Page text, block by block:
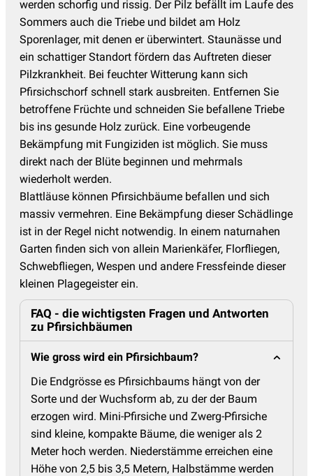
werden schorfig und rissig. Der Pilz befällt im Laufe des
Sommers auch die Triebe und bildet am Holz
Sporenlager, mit denen er überwintert. Staunässe und
ein schattiger Standort fördern das Auftreten dieser
Pilzkrankheit. Bei feuchter Witterung kann sich
Pfirsichschorf schnell stark ausbreiten. Entfernen Sie
betroffene Früchte und schneiden Sie befallene Triebe
bis ins gesunde Holz zurück. Eine vorbeugende
Bekämpfung mit Fungiziden ist möglich. Sie muss
direkt nach der Blüte beginnen und mehrmals
wiederholt werden.
Blattläuse können Pfirsichbäume befallen und sich
massiv vermehren. Eine Bekämpfung dieser Schädlinge
ist in der Regel nicht notwendig. In einem naturnahen
Garten finden sich von allein Marienkäfer, Florfliegen,
Schwebfliegen, Wespen und andere Fressfeinde dieser
kleinen Plagegeister ein.
FAQ - die wichtigsten Fragen und Antworten
zu Pfirsichbäumen
Wie gross wird ein Pfirsichbaum?
Die Endgrösse es Pfirsichbaums hängt von der
Sorte und der Wuchsform ab, zu der der Baum
erzogen wird. Mini-Pfirsiche und Zwerg-Pfirsiche
sind kleine, kompakte Bäume, die weniger als 2
Meter hoch werden. Niederstämme erreichen eine
Höhe von 2,5 bis 3,5 Metern, Halbstämme werden